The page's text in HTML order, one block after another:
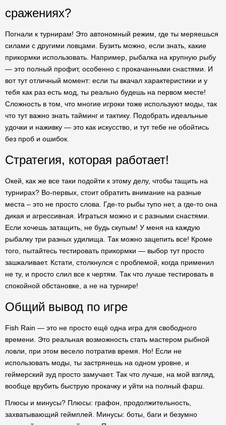
сражениях?
Погнали к турнирам! Это автономный режим, где ты меряешься
силами с другими ловцами. Бузить можно, если знать, какие
прикормки использовать. Например, рыбалка на крупную рыбу
— это полный профит, особенно с прокачанными снастями. И
вот тут отличный момент: если ты вкачал характеристики и у
тебя как раз есть мод, ты реально будешь на первом месте!
Сложность в том, что многие игроки тоже используют моды, так
что тут важно знать тайминг и тактику. Подобрать идеальные
удочки и наживку — это как искусство, и тут тебе не обойтись
без проб и ошибок.
Стратегия, которая работает!
Окей, как же все таки подойти к этому делу, чтобы тащить на
турнирах? Во-первых, стоит обратить внимание на разные
места – это не просто слова. Где-то рыбы тупо нет, а где-то она
дикая и агрессивная. Играться можно и с разными снастями.
Если хочешь затащить, не будь скупым! У меня на каждую
рыбалку три разных удилища. Так можно зацепить все! Кроме
того, пытайтесь тестировать прикормки — выбор тут просто
зашкаливает. Кстати, столкнулся с проблемой, когда применил
не ту, и просто слил все к чертям. Так что лучше тестировать в
спокойной обстановке, а не на турнире!
Общий вывод по игре
Fish Rain — это не просто ещё одна игра для свободного
времени. Это реальная возможность стать мастером рыбной
ловли, при этом весело потратив время. Но! Если не
использовать моды, ты застрянешь на одном уровне, и
геймерский зуд просто замучает. Так что лучше, на мой взгляд,
вообще врубить быструю прокачку и уйти на полный фарш.
Плюсы и минусы? Плюсы: графон, продолжительность,
захватывающий геймплей. Минусы: боты, баги и безумно